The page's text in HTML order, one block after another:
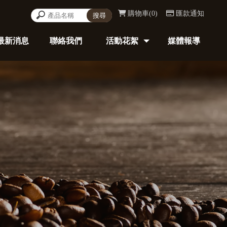
購物車 0 匯款通知
新消息
NEWS
聯絡我們
CONTACT
活動花絮
ACTIVITY
媒體報導